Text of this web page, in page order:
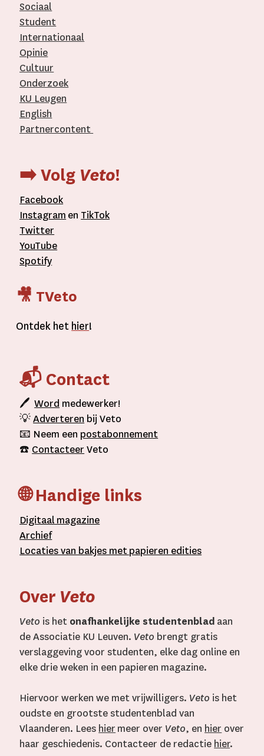
Sociaal
Student
Internationaal­
Opinie
Cultuur
Onderzoek
KU Leugen
English
Partnercontent
➡️ Volg Veto!
Facebook
Instagram en TikTok
Twitter
YouTube
Spotify
🎥 TVeto
Ontdek het hier!
📬 Contact
🖊Word medewerker!
💡Adverteren bij Veto
📧 Neem een postabonnement
☎️ Contacteer Veto
🌐 Handige links
Digitaal magazine
Archief
Locaties van bakjes metpapieren edities
Over Veto
Veto is het onafhankelijke studentenblad aan
de Associatie KU Leuven. Veto brengt gratis
verslaggeving voor studenten, elke dag online en
elke drie weken in een papieren magazine.
Hiervoor werken we met vrijwilligers. Veto is het
oudste en grootste studentenblad van
Vlaanderen. Lees hier meer over Veto, en hier over
haar geschiedenis. Contacteer de redactie hier.